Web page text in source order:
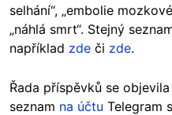
selhání“, „embolie
„náhlá smrt“. Stejný
například zde či zde.
Řada příspěvků se
seznam na účtu Telegram